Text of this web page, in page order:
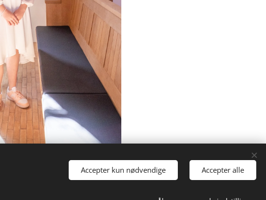
Accepter kun nødvendige Accepter alle